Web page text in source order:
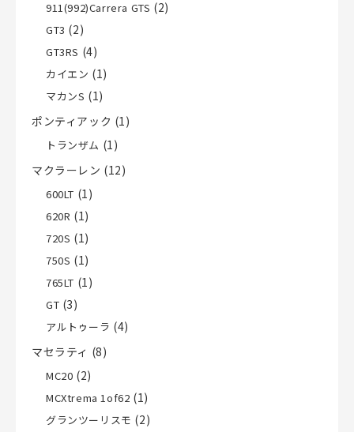
911(992)Carrera GTS (2)
GT3 (2)
GT3RS (4)
カイエン (1)
マカンS (1)
ポンティアック (1)
トランザム (1)
マクラーレン (12)
600LT (1)
620R (1)
720S (1)
750S (1)
765LT (1)
GT (3)
アルトゥーラ (4)
マセラティ (8)
MC20 (2)
MCXtrema 1of62 (1)
グランツーリスモ (2)